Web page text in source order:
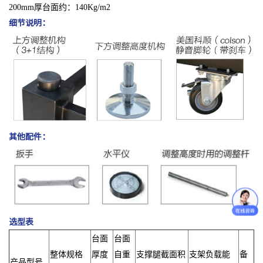
200mm厚台面约：140Kg/m2
细节说明：
其他配件：
选型表
整体规格
台面
厚度
台面
自重
支撑腿截面积 支架负载能
备